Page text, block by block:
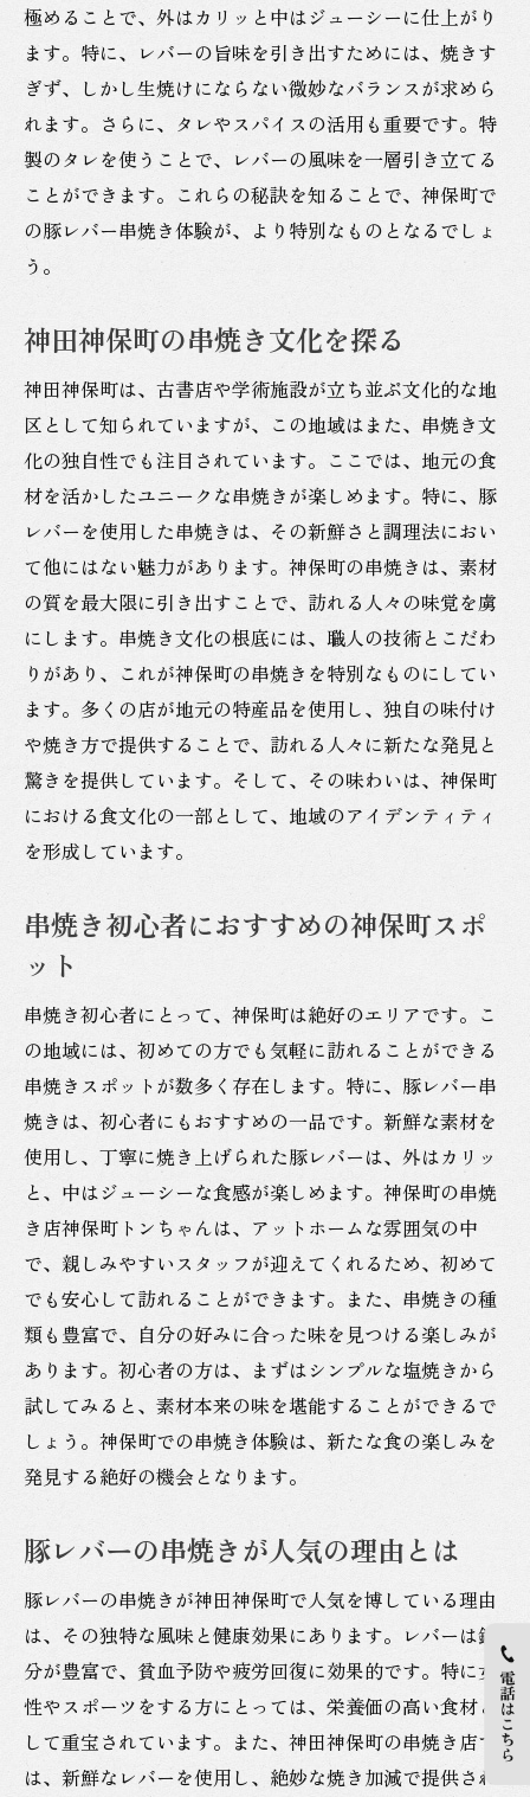
極めることで、外はカリッと中はジューシーに仕上がり
ます。特に、レバーの旨味を引き出すためには、焼きす
ぎず、しかし生焼けにならない微妙なバランスが求めら
れます。さらに、タレやスパイスの活用も重要です。特
製のタレを使うことで、レバーの風味を一層引き立てる
ことができます。これらの秘訣を知ることで、神保町で
の豚レバー串焼き体験が、より特別なものとなるでしょ
う。
神田神保町の串焼き文化を探る
神田神保町は、古書店や学術施設が立ち並ぶ文化的な地
区として知られていますが、この地域はまた、串焼き文
化の独自性でも注目されています。ここでは、地元の食
材を活かしたユニークな串焼きが楽しめます。特に、豚
レバーを使用した串焼きは、その新鮮さと調理法におい
て他にはない魅力があります。神保町の串焼きは、素材
の質を最大限に引き出すことで、訪れる人々の味覚を虜
にします。串焼き文化の根底には、職人の技術とこだわ
りがあり、これが神保町の串焼きを特別なものにしてい
ます。多くの店が地元の特産品を使用し、独自の味付け
や焼き方で提供することで、訪れる人々に新たな発見と
驚きを提供しています。そして、その味わいは、神保町
における食文化の一部として、地域のアイデンティティ
を形成しています。
串焼き初心者におすすめの神保町スポ
ット
串焼き初心者にとって、神保町は絶好のエリアです。こ
の地域には、初めての方でも気軽に訪れることができる
串焼きスポットが数多く存在します。特に、豚レバー串
焼きは、初心者にもおすすめの一品です。新鮮な素材を
使用し、丁寧に焼き上げられた豚レバーは、外はカリッ
と、中はジューシーな食感が楽しめます。神保町の串焼
き店神保町トンちゃんは、アットホームな雰囲気の中
で、親しみやすいスタッフが迎えてくれるため、初めて
でも安心して訪れることができます。また、串焼きの種
類も豊富で、自分の好みに合った味を見つける楽しみが
あります。初心者の方は、まずはシンプルな塩焼きから
試してみると、素材本来の味を堪能することができるで
しょう。神保町での串焼き体験は、新たな食の楽しみを
発見する絶好の機会となります。
豚レバーの串焼きが人気の理由とは
豚レバーの串焼きが神田神保町で人気を博している理由
は、その独特な風味と健康効果にあります。レバーは鉄
分が豊富で、貧血予防や疲労回復に効果的です。特に女
性やスポーツをする方にとっては、栄養価の高い食材と
して重宝されています。また、神田神保町の串焼き店で
は、新鮮なレバーを使用し、絶妙な焼き加減で提供され